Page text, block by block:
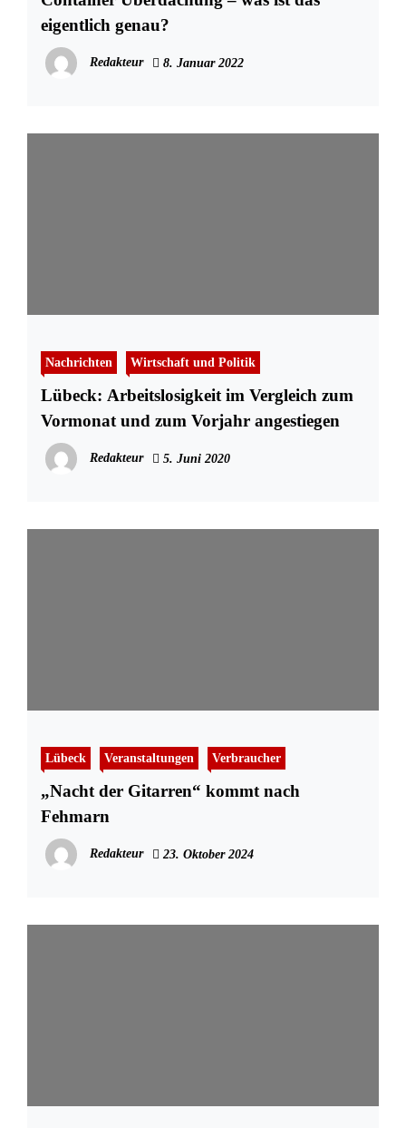
eigentlich genau?
Redakteur 8. Januar 2022
Nachrichten Wirtschaft und Politik
Lübeck: Arbeitslosigkeit im Vergleich zum
Vormonat und zum Vorjahr angestiegen
Redakteur 5. Juni 2020
Lübeck Veranstaltungen Verbraucher
„Nacht der Gitarren“ kommt nach
Fehmarn
Redakteur 23. Oktober 2024